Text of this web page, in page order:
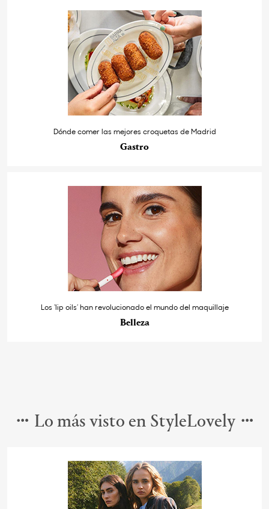
Dónde comer las mejores croquetas de Madrid
Gastro
Los ‘lip oils’ han revolucionado el mundo del maquillaje
Belleza
Lo más visto en StyleLovely